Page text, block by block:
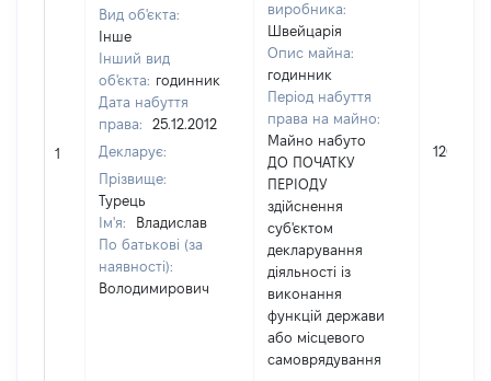
1
Вид об'єкта:
Інше
Інший вид
об'єкта: годинник
Дата набуття
права:
25.12.2012
Декларує:
Прізвище:
Турець
Ім'я:
Владислав
По батькові (за
наявності):
Володимирович
виробника:
Швейцарія
Опис майна:
годинник
Період набуття
права на майно:
Майно набуто
ДО ПОЧАТКУ
ПЕРІОДУ
здійснення
суб'єктом
декларування
діяльності із
виконання
функцій держави
або місцевого
самоврядування
120000